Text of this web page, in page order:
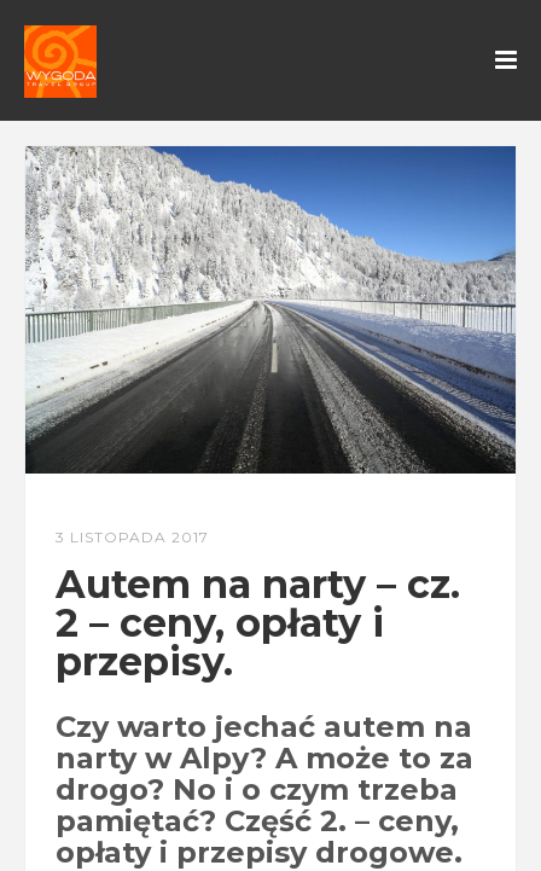
3 LISTOPADA 2017
Autem na narty – cz.
2 – ceny, opłaty i
przepisy.
Czy warto jechać autem na
narty w Alpy? A może to za
drogo? No i o czym trzeba
pamiętać? Część 2. – ceny,
opłaty i przepisy drogowe.